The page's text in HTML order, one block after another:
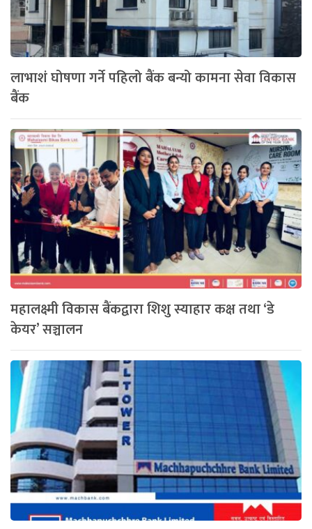
लाभाशं घोषणा गर्ने पहिलो बैंक बन्यो कामना सेवा विकास
बैंक
महालक्ष्मी विकास बैंकद्वारा शिशु स्याहार कक्ष तथा ‘डे
केयर’ सञ्चालन